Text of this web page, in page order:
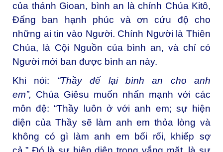
của thánh Gioan, bình an là chính Chúa Kitô,
Ðấng ban hạnh phúc và ơn cứu độ cho
những ai tin vào Người. Chính Người là Thiên
Chúa, là Cội Nguồn của bình an, và chỉ có
Người mới ban được bình an này.
Khi nói: “Thầy để lại bình an cho anh
em”, Chúa Giêsu muốn nhấn mạnh với các
môn đệ: “Thầy luôn ở với anh em; sự hiện
diện của Thầy sẽ làm anh em thỏa lòng và
không có gì làm anh em bối rối, khiếp sợ